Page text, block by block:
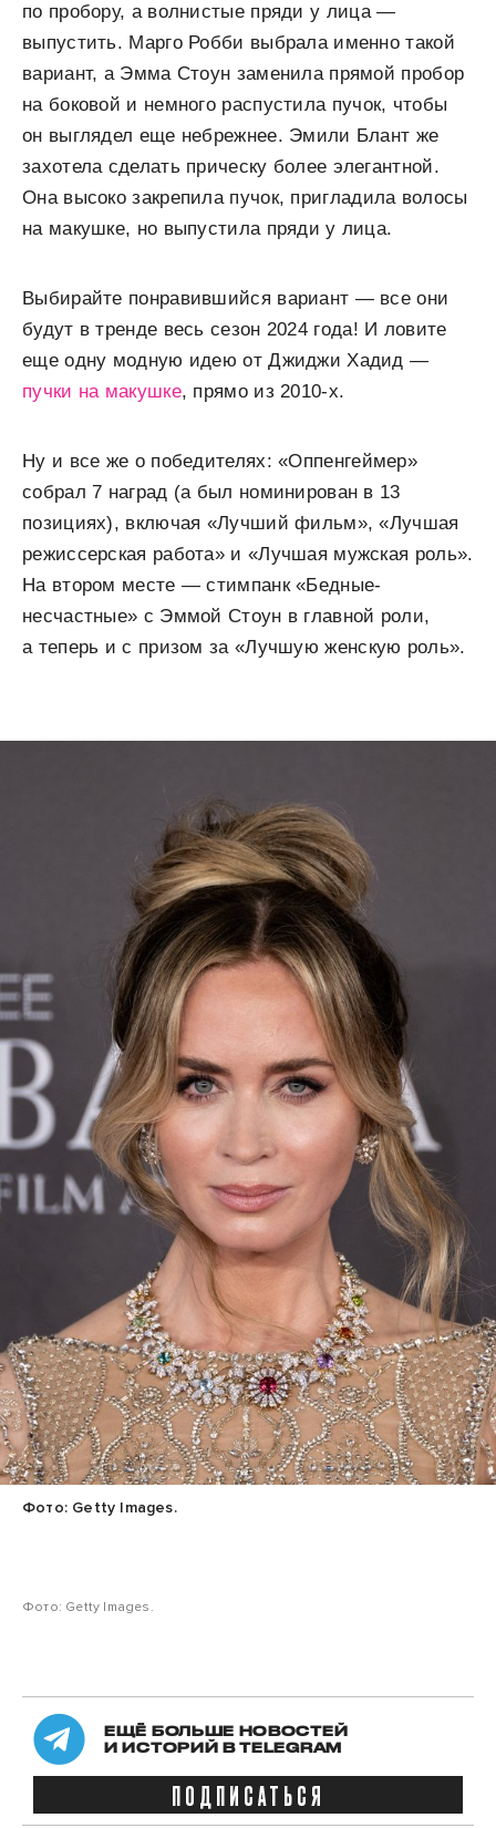
по пробору, а волнистые пряди у лица —
выпустить. Марго Робби выбрала именно такой
вариант, а Эмма Стоун заменила прямой пробор
на боковой и немного распустила пучок, чтобы
он выглядел еще небрежнее. Эмили Блант же
захотела сделать прическу более элегантной.
Она высоко закрепила пучок, пригладила волосы
на макушке, но выпустила пряди у лица.
Выбирайте понравившийся вариант — все они
будут в тренде весь сезон 2024 года! И ловите
еще одну модную идею от Джиджи Хадид —
пучки на макушке, прямо из 2010-х.
Ну и все же о победителях: «Оппенгеймер»
собрал 7 наград (а был номинирован в 13
позициях), включая «Лучший фильм», «Лучшая
режиссерская работа» и «Лучшая мужская роль».
На втором месте — стимпанк «Бедные-
несчастные» с Эммой Стоун в главной роли,
а теперь и с призом за «Лучшую женскую роль».
Фото: Getty Images.
Фото: Getty Images.
ЕЩЁ БОЛЬШЕ НОВОСТЕЙ
И ИСТОРИЙ В TELEGRAM
ПОДПИСАТЬСЯ